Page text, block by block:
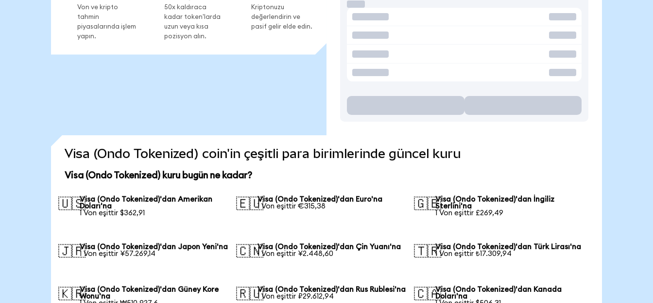
Von ve kripto
tahmin
piyasalarında işlem
yapın.
50x kaldıraca
kadar token'larda
uzun veya kısa
pozisyon alın.
Kriptonuzu
değerlendirin ve
pasif gelir elde edin.
Visa (Ondo Tokenized) coin'in çeşitli para birimlerinde güncel kuru
Visa (Ondo Tokenized) kuru bugün ne kadar?
🇺🇸Visa (Ondo Tokenized)'dan Amerikan
Doları'na
1 Von eşittir $362,91
🇪🇺Visa (Ondo Tokenized)'dan Euro'na
1 Von eşittir €315,38
🇬🇧Visa (Ondo Tokenized)'dan İngiliz
Sterlini'na
1 Von eşittir £269,49
🇯🇵Visa (Ondo Tokenized)'dan Japon Yeni'na
1 Von eşittir ¥57.269,14
🇨🇳Visa (Ondo Tokenized)'dan Çin Yuanı'na
1 Von eşittir ¥2.448,60
🇹🇷Visa (Ondo Tokenized)'dan Türk Lirası'na
1 Von eşittir ₺17.309,94
🇰🇷Visa (Ondo Tokenized)'dan Güney Kore
Wonu'na
🇷🇺Visa (Ondo Tokenized)'dan Rus Rublesi'na
1 Von eşittir ₽29.612,94
🇨🇦Visa (Ondo Tokenized)'dan Kanada
Doları'na